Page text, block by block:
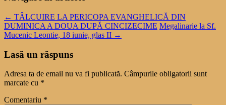
← TÂLCUIRE LA PERICOPA EVANGHELICĂ DIN
DUMINICA A DOUA DUPĂ CINCIZECIME Megalinarie la Sf.
Mucenic Leontie, 18 iunie, glas II →
Lasă un răspuns
Adresa ta de email nu va fi publicată. Câmpurile obligatorii sunt
marcate cu *
Comentariu *